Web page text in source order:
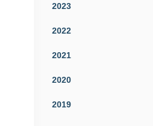
2023
2022
2021
2020
2019